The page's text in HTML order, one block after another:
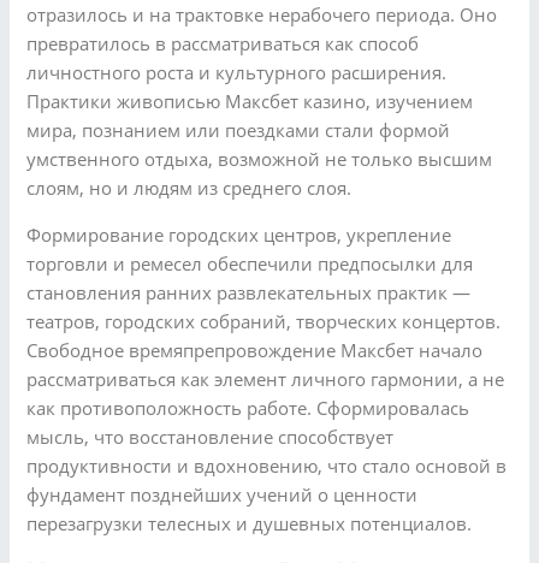
отразилось и на трактовке нерабочего периода. Оно
превратилось в рассматриваться как способ
личностного роста и культурного расширения.
Практики живописью Максбет казино, изучением
мира, познанием или поездками стали формой
умственного отдыха, возможной не только высшим
слоям, но и людям из среднего слоя.
Формирование городских центров, укрепление
торговли и ремесел обеспечили предпосылки для
становления ранних развлекательных практик —
театров, городских собраний, творческих концертов.
Свободное времяпрепровождение Максбет начало
рассматриваться как элемент личного гармонии, а не
как противоположность работе. Сформировалась
мысль, что восстановление способствует
продуктивности и вдохновению, что стало основой в
фундамент позднейших учений о ценности
перезагрузки телесных и душевных потенциалов.